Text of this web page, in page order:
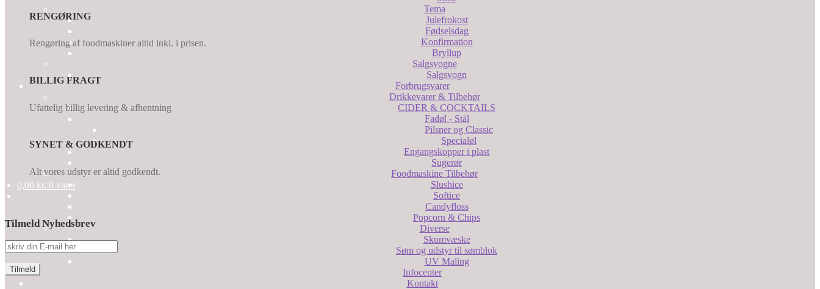
Tema
Julefrokost
Fødselsdag
Konfirmation
Bryllup
Salgsvogne
Salgsvogn
Forbrugsvarer
Drikkevarer & Tilbehør
CIDER & COCKTAILS
Fadøl - Stål
Pilsner og Classic
Specialøl
Engangskopper i plast
Sugerør
Foodmaskine Tilbehør
Slushice
Softice
Candyfloss
Popcorn & Chips
Diverse
Skumvæske
Søm og udstyr til sømblok
UV Maling
Infocenter
Kontakt
0,00 kr. 0 varer
RENGØRING
Rengøring af foodmaskiner altid inkl. i prisen.
BILLIG FRAGT
Ufattelig billig levering & afhentning
SYNET & GODKENDT
Alt vores udstyr er altid godkendt.
Tilmeld Nyhedsbrev